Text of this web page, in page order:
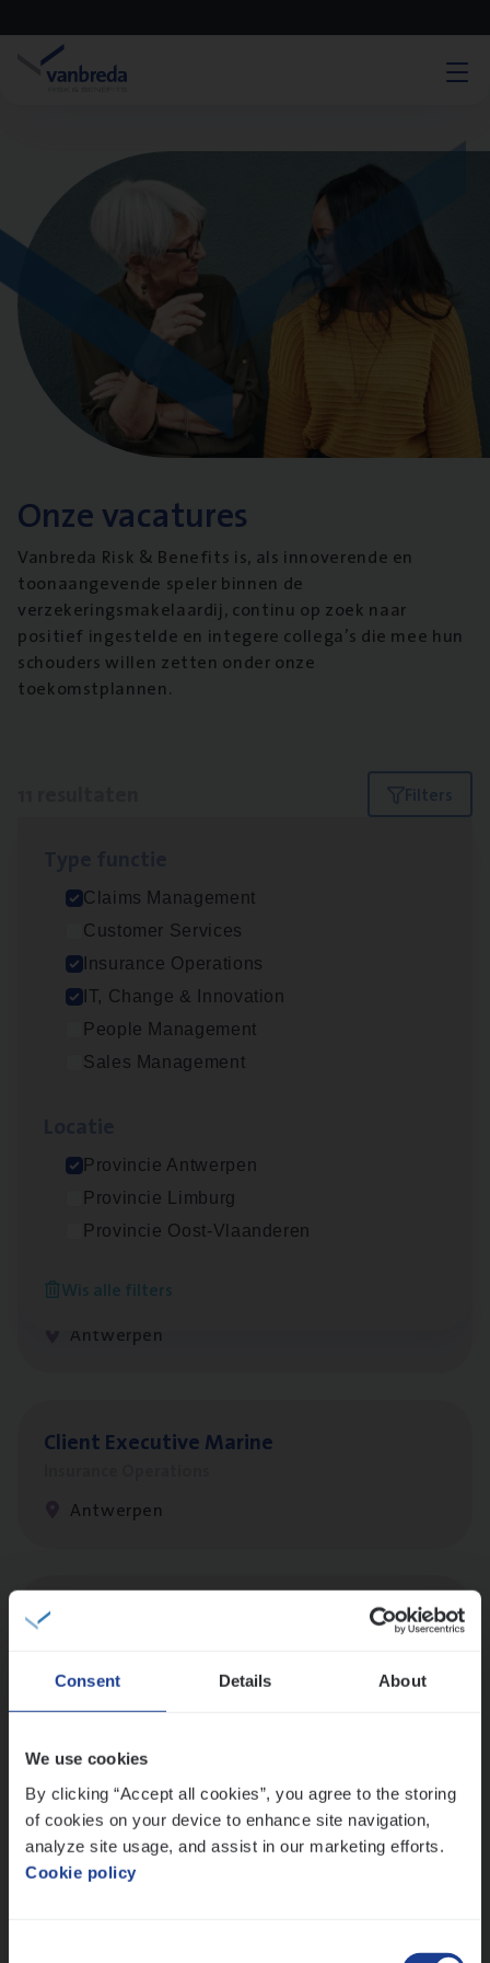
Consent Details About
We use cookies
By clicking “Accept all cookies”, you agree to the storing
of cookies on your device to enhance site navigation,
analyze site usage, and assist in our marketing efforts.
Cookie policy
Onze vacatures
Vanbreda Risk & Benefits is, als innoverende en
toonaangevende speler binnen de
verzekeringsmakelaardij, continu op zoek naar
positief ingestelde en integere collega’s die mee hun
schouders willen zetten onder onze
toekomstplannen.
Filters
Claims Management
Customer Services
Insurance Operations
IT, Change & Innovation
People Management
Sales Management
Provincie Antwerpen
Provincie Limburg
Provincie Oost-Vlaanderen
Wis alle filters
(Agi­le)ITPro­ject Manager
IT, Change & Innovation
Antwerpen
Advisor/​Configuratie ana­lyst Part­ner in
Beveren
Claims Management
Antwerpen
Client Exe­cu­ti­ve Marine
Antwerpen
Dos­sier­be­heer­der Gewaar­borgd Inkomen
Antwerpen
Dos­sier­be­heer­der Onder­ne­min­gen Van­b­
re­da Huys­mans — Mechelen
Insurance Operations
Mechelen